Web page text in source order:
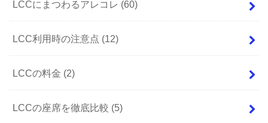
LCCにまつわるアレコレ (60)
LCC利用時の注意点 (12)
LCCの料金 (2)
LCCの座席を徹底比較 (5)